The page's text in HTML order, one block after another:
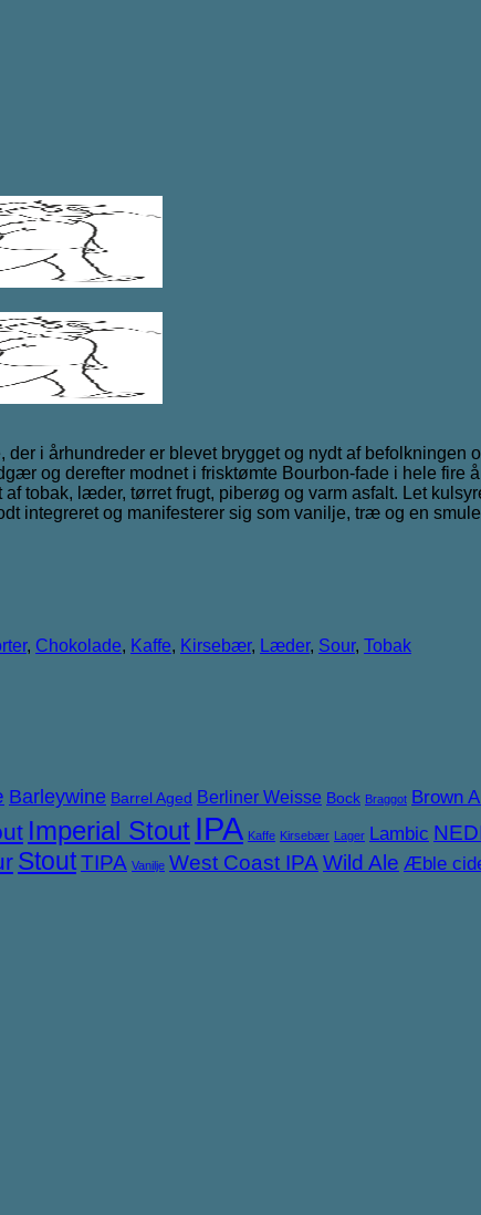
i århundreder er blevet brygget og nydt af
og derefter modnet i frisktømte Bourbon-fade i hele fire
tobak, læder, tørret frugt, piberøg og varm asfalt. Let
integreret og manifesterer sig som vanilje, træ og en
, Chokolade, Kaffe, Kirsebær, Læder, Sour, Tobak
Barleywine Barrel Aged Berliner Weisse Bock Braggot Brown
Imperial Stout IPA Kaffe Kirsebær Lager Lambic
StoutTIPA Vanilje West Coast IPA Wild Ale Æble